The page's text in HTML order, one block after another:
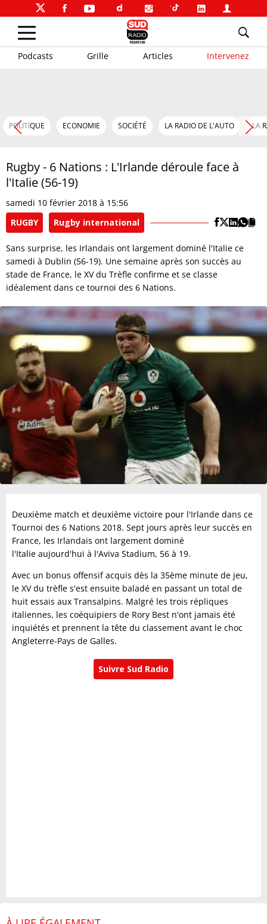
Podcasts Grille Articles Intervenez
POLITIQUE ECONOMIE SOCIÉTÉ LA RADIO DE L'AUTO LA
Rugby - 6 Nations : L'Irlande déroule face à
l'Italie (56-19)
samedi 10 février 2018 à 15:56
RUGBY
Rugby international
Sans surprise, les Irlandais ont largement dominé l'Italie ce
samedi à Dublin (56-19). Une semaine après son succès au
stade de France, le XV du Trèfle confirme et se classe
idéalement dans ce tournoi des 6 Nations.
Deuxième match et deuxième victoire pour l'Irlande dans ce
Tournoi des 6 Nations 2018. Sept jours après leur succès en
France, les Irlandais ont largement dominé
l'Italie aujourd'hui à l'Aviva Stadium, 56 à 19.
Avec un bonus offensif acquis dès la 35ème minute de jeu,
le XV du trèfle s'est ensuite baladé en passant un total de
huit essais aux Transalpins. Malgré les trois répliques
italiennes, les coéquipiers de Rory Best n'ont jamais été
inquiétés et prennent la tête du classement avant le choc
Angleterre-Pays de Galles.
Suivre Sud Radio